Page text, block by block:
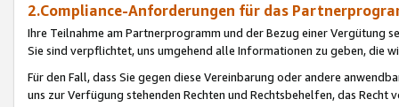
2.Compliance-Anforderungen für das
Ihre Teilnahme am Partnerprogramm und der Bezug einer Vergütung
Sie sind verpflichtet, uns umgehend alle Informationen zu geben, die
Für den Fall, dass Sie gegen diese Vereinbarung oder andere
uns zur Verfügung stehenden Rechten und Rechtsbehelfen, das